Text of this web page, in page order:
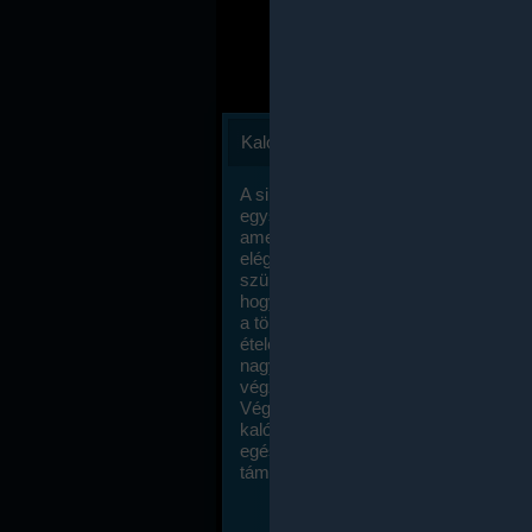
Kalóriaszámlálás
A sikeres fogyás titka valójában igen
egyszerű: égess több energiát, mint
amennyit beviszel. Természetesen
elég nagy fegyelemre és akaraterőre
szükség, de meglepődve fogod
hogy a kalóriaszámolás mennyire
a többi diétához képest. Itt nincsenek
ételek és a megengedett kalóriabevitelt
nagymértékben növelheted ha
végzel.
Végül, de nem utolsó sorban, a
kalóriaszámolás módszerét a legtöbb
egészségügyi szakorvos ajánlja és
támogatja.